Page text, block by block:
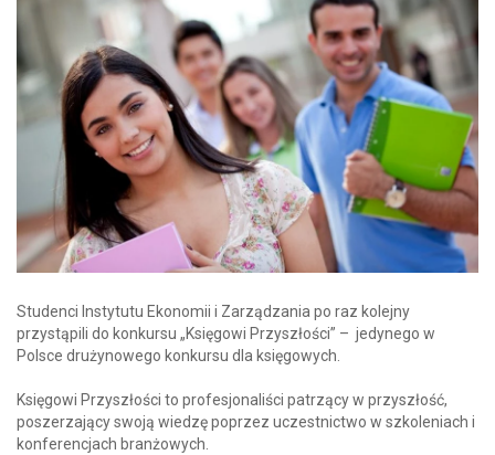
Studenci Instytutu Ekonomii i Zarządzania po raz kolejny
przystąpili do konkursu „Księgowi Przyszłości” – jedynego w
Polsce drużynowego konkursu dla księgowych.
Księgowi Przyszłości to profesjonaliści patrzący w przyszłość,
poszerzający swoją wiedzę poprzez uczestnictwo w szkoleniach i
konferencjach branżowych.